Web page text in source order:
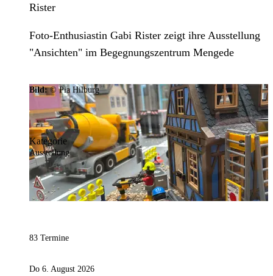
Rister
Foto-Enthusiastin Gabi Rister zeigt ihre Ausstellung
"Ansichten" im Begegnungszentrum Mengede
Bild:© Pia Hilburg
Kategorie
Ausstellung
83 Termine
Do 6. August 2026